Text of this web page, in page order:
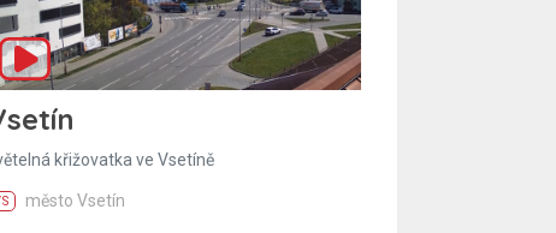
křižovatka ve Vsetíně
město Vsetín